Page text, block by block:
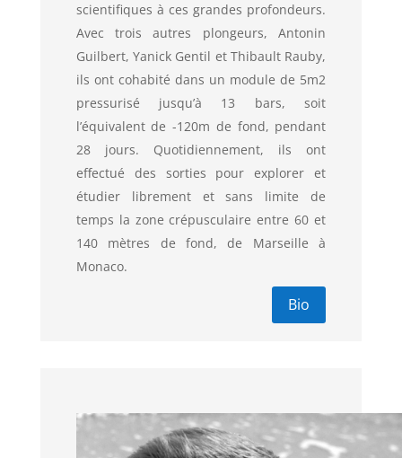
scientifiques à ces grandes profondeurs.
Avec trois autres plongeurs, Antonin
Guilbert, Yanick Gentil et Thibault Rauby,
ils ont cohabité dans un module de 5m2
pressurisé jusqu’à 13 bars, soit
l’équivalent de -120m de fond, pendant
28 jours. Quotidiennement, ils ont
effectué des sorties pour explorer et
étudier librement et sans limite de
temps la zone crépusculaire entre 60 et
140 mètres de fond, de Marseille à
Monaco.
Bio